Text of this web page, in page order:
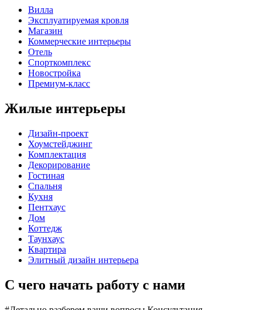
Вилла
Эксплуатируемая кровля
Магазин
Коммерческие интерьеры
Отель
Спорткомплекс
Новостройка
Премиум-класс
Жилые интерьеры
Дизайн-проект
Хоумстейджинг
Комплектация
Декорирование
Гостиная
Спальня
Кухня
Пентхаус
Дом
Коттедж
Таунхаус
Квартира
Элитный дизайн интерьера
С чего начать работу с нами